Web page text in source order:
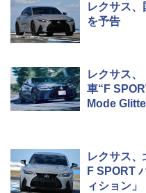
レクサス
を予告
レクサス
車“F
Mode
レクサス
F SPORT
ィション」